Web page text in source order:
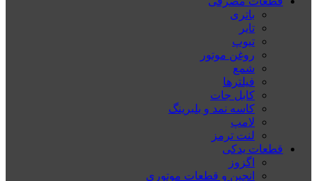
باتری
تایر
تیوپ
روغن موتور
شمع
فیلترها
کابل جات
کاسه نمد و بلبرینگ
لامپ
لنت ترمز
قطعات یدکی
اگزوز
انجین و قطعات موتوری